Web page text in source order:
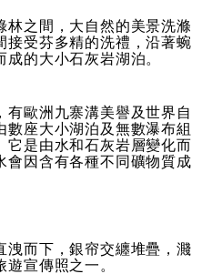
林之間，大自然的美景洗滌
接受芬多精的洗禮，沿著蜿
的大小石灰岩湖泊。
有歐洲九寨溝美譽及世界自
數座大小湖泊及無數瀑布組
它是由水和石灰岩層變化而
會因含有各種不同礦物質成
洩而下，銀帘交纏堆疊，濺
宣傳照之一。